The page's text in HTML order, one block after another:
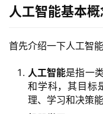
人工智能基本概
首先介绍一下人工智
人工智能是指一
和学科，其目标
理、学习和决策能